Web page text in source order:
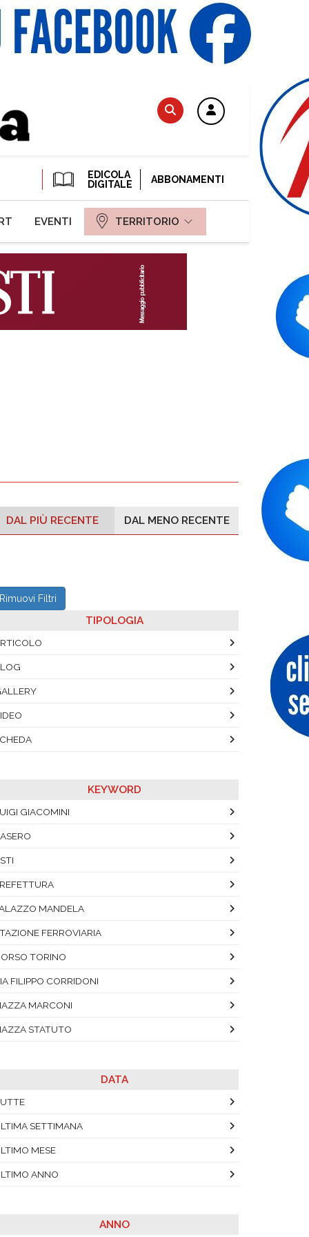
EDICOLA
DIGITALE
ABBONAMENTI
EVENTI TERRITORIO
DAL PIÙ RECENTE DAL MENO RECENTE
Rimuovi Filtri
TIPOLOGIA
KEYWORD
GIACOMINI
MANDELA
FERROVIARIA
TORINO
FILIPPO CORRIDONI
MARCONI
STATUTO
DATA
SETTIMANA
MESE
ANNO
ANNO